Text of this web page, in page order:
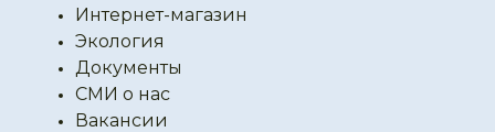
Интернет-магазин
Экология
Документы
СМИ о нас
Вакансии